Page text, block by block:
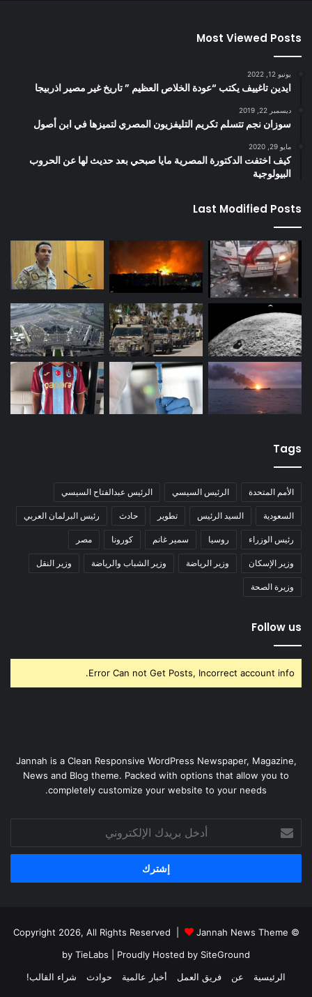
Most Viewed Posts
يونيو 12, 2022
ايدين تاغييف يكتب “عودة الخلاص العظيم ” تاريخ غير مصير اذربيجا
ديسمبر 22, 2019
سوزان نجم تتسلم تكريم التليفزيون المصري لتميزها في ابن أصول
مايو 29, 2020
كيف اختفت الدكتورة المصرية مايا صبحي بعد حديث لها عن الحروب
البيولوجية
Last Modified Posts
Tags
الأمم المتحدة الرئيس السيسي الرئيس عبدالفتاح السيسي
السعودية السيد الرئيس تطوير حادث رئيس البرلمان العربي
رئيس الوزراء روسيا سمير غانم كورونا مصر
وزير الإسكان وزير الرياضة وزير الشباب والرياضة وزير النقل
وزيرة الصحة
Follow us
Error Can not Get Posts, Incorrect account info.
Jannah is a Clean Responsive WordPress Newspaper, Magazine,
News and Blog theme. Packed with options that allow you to
completely customize your website to your needs.
بريدك
الإلكتروني
© Copyright 2026, All Rights Reserved |
Jannah News Theme
by TieLabs | Proudly Hosted by SiteGround
الرئيسية
عن فريق العمل أخبار عالمية حوادث شراء القالب!